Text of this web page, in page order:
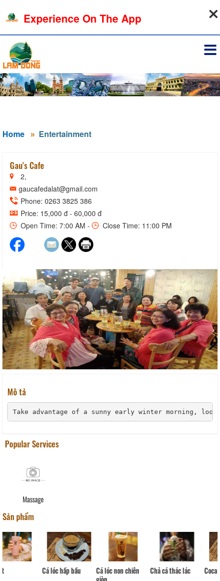
Home Entertainment
Gau's Cafe
2,
gaucafedalat@gmail.com
Phone: 0263 3825 386
Price: 15,000 đ - 60,000 đ
Open Time: 7:00 AM -
Close Time: 11:00 PM
Mô tả
Take advantage of a sunny early winter morning,
Popular Services
Massage
Sản phẩm
Cá lóc hấp bầu
Cá lóc non chiên
Chả cá thác lác Coca Cola
Experience On The App